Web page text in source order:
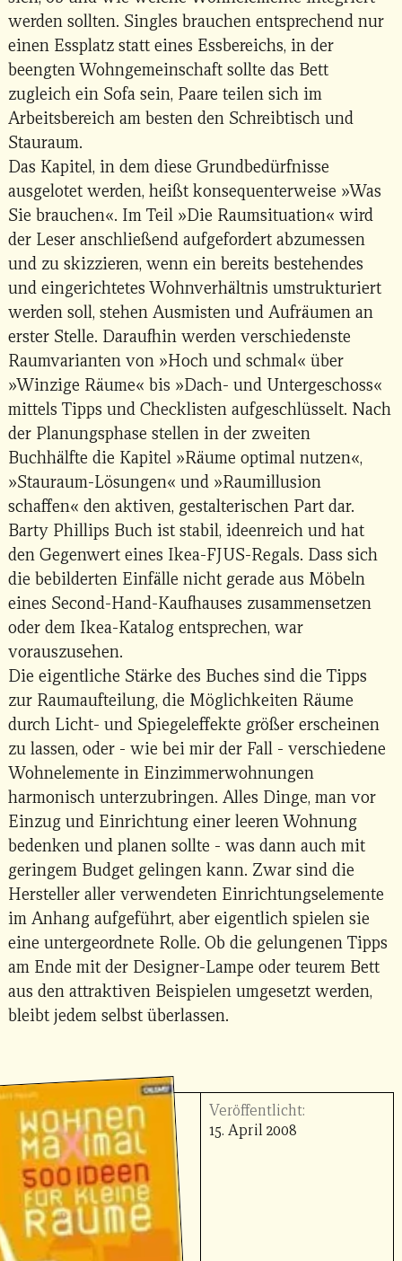
werden sollten. Singles brauchen entsprechend nur
einen Essplatz statt eines Essbereichs, in der
beengten Wohngemeinschaft sollte das Bett
zugleich ein Sofa sein, Paare teilen sich im
Arbeitsbereich am besten den Schreibtisch und
Stauraum.
Das Kapitel, in dem diese Grundbedürfnisse
ausgelotet werden, heißt konsequenterweise »Was
Sie brauchen«. Im Teil »Die Raumsituation« wird
der Leser anschließend aufgefordert abzumessen
und zu skizzieren, wenn ein bereits bestehendes
und eingerichtetes Wohnverhältnis umstrukturiert
werden soll, stehen Ausmisten und Aufräumen an
erster Stelle. Daraufhin werden verschiedenste
Raumvarianten von »Hoch und schmal« über
»Winzige Räume« bis »Dach- und Untergeschoss«
mittels Tipps und Checklisten aufgeschlüsselt. Nach
der Planungsphase stellen in der zweiten
Buchhälfte die Kapitel »Räume optimal nutzen«,
»Stauraum-Lösungen« und »Raumillusion
schaffen« den aktiven, gestalterischen Part dar.
Barty Phillips Buch ist stabil, ideenreich und hat
den Gegenwert eines Ikea-FJUS-Regals. Dass sich
die bebilderten Einfälle nicht gerade aus Möbeln
eines Second-Hand-Kaufhauses zusammensetzen
oder dem Ikea-Katalog entsprechen, war
vorauszusehen.
Die eigentliche Stärke des Buches sind die Tipps
zur Raumaufteilung, die Möglichkeiten Räume
durch Licht- und Spiegeleffekte größer erscheinen
zu lassen, oder - wie bei mir der Fall - verschiedene
Wohnelemente in Einzimmerwohnungen
harmonisch unterzubringen. Alles Dinge, man vor
Einzug und Einrichtung einer leeren Wohnung
bedenken und planen sollte - was dann auch mit
geringem Budget gelingen kann. Zwar sind die
Hersteller aller verwendeten Einrichtungselemente
im Anhang aufgeführt, aber eigentlich spielen sie
eine untergeordnete Rolle. Ob die gelungenen Tipps
am Ende mit der Designer-Lampe oder teurem Bett
aus den attraktiven Beispielen umgesetzt werden,
bleibt jedem selbst überlassen.
Veröffentlicht:
15. April 2008